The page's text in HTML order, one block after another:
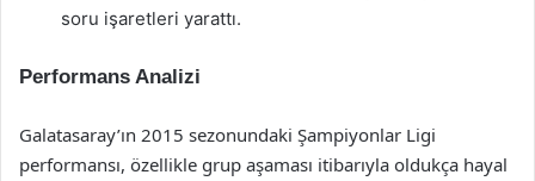
soru işaretleri yarattı.
Performans Analizi
Galatasaray’ın 2015 sezonundaki Şampiyonlar Ligi
performansı, özellikle grup aşaması itibarıyla oldukça hayal